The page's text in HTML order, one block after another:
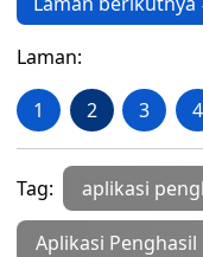
Laman:
1 2 3 4
Tag: aplikasi
Aplikasi Penghasil